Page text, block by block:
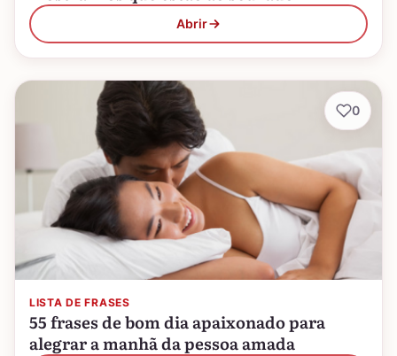
Abrir
LISTA DE FRASES
55 frases de bom dia apaixonado para
alegrar a manhã da pessoa amada
0